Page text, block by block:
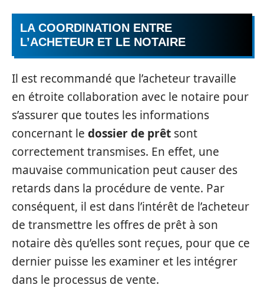
LA COORDINATION ENTRE
L’ACHETEUR ET LE NOTAIRE
Il est recommandé que l’acheteur travaille
en étroite collaboration avec le notaire pour
s’assurer que toutes les informations
concernant le dossier de prêt sont
correctement transmises. En effet, une
mauvaise communication peut causer des
retards dans la procédure de vente. Par
conséquent, il est dans l’intérêt de l’acheteur
de transmettre les offres de prêt à son
notaire dès qu’elles sont reçues, pour que ce
dernier puisse les examiner et les intégrer
dans le processus de vente.